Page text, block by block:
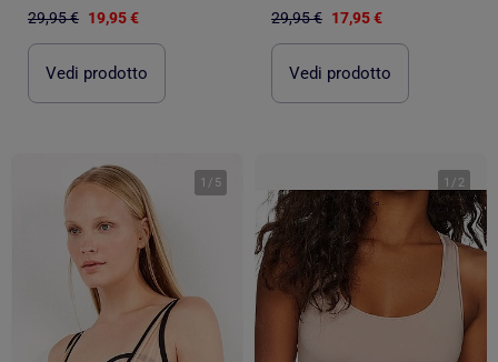
29,95 € 19,95 €
Vedi prodotto
29,95 € 17,95 €
Vedi prodotto
1 / 5 1 / 2